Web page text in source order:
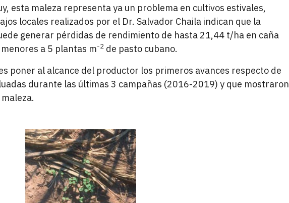
esta maleza representa ya un problema en cultivos estivales,
locales realizados por el Dr. Salvador Chaila indican que la
generar pérdidas de rendimiento de hasta 21,44 t/ha en caña
a 5 plantas m-2de pasto cubano.
poner al alcance del productor los primeros avances respecto de
durante las últimas 3 campañas (2016-2019) y que mostraron